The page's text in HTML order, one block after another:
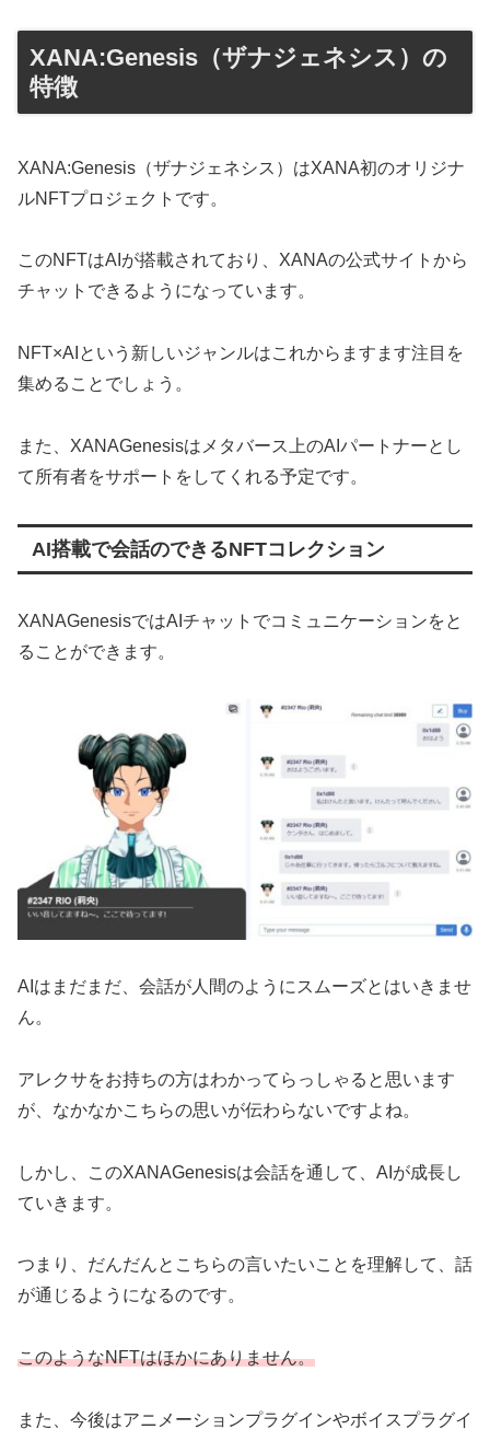
XANA:Genesis（ザナジェネシス）の
特徴
XANA:Genesis（ザナジェネシス）はXANA初のオリジナ
ルNFTプロジェクトです。
このNFTはAIが搭載されており、XANAの公式サイトから
チャットできるようになっています。
NFT×AIという新しいジャンルはこれからますます注目を
集めることでしょう。
また、XANAGenesisはメタバース上のAIパートナーとし
て所有者をサポートをしてくれる予定です。
AI搭載で会話のできるNFTコレクション
XANAGenesisではAIチャットでコミュニケーションをと
ることができます。
AIはまだまだ、会話が人間のようにスムーズとはいきませ
ん。
アレクサをお持ちの方はわかってらっしゃると思います
が、なかなかこちらの思いが伝わらないですよね。
しかし、このXANAGenesisは会話を通して、AIが成長し
ていきます。
つまり、だんだんとこちらの言いたいことを理解して、話
が通じるようになるのです。
このようなNFTはほかにありません。
また、今後はアニメーションプラグインやボイスプラグイ